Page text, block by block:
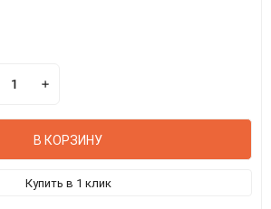
В КОРЗИНУ
Купить в 1 клик